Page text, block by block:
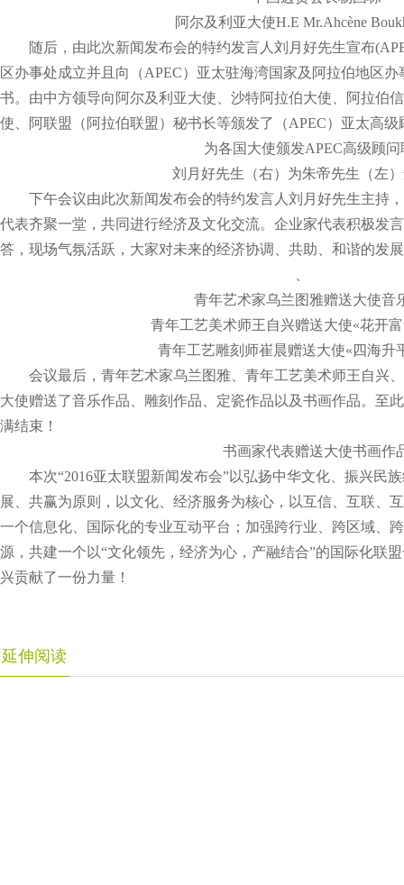
阿尔及利亚大使H.E Mr.Ahcène
随后，由此次新闻发布会的特约发言人刘月好先生宣布
区办事处成立并且向（APEC）亚太驻海湾国家及阿拉伯地区
书。由中方领导向阿尔及利亚大使、沙特阿拉伯大使、阿拉伯
使、阿联盟（阿拉伯联盟）秘书长等颁发了（APEC）亚太高级
为各国大使颁发APEC高级顾问
刘月好先生（右）为朱帝先生（左
下午会议由此次新闻发布会的特约发言人刘月好先生主持
代表齐聚一堂，共同进行经济及文化交流。企业家代表积极发
答，现场气氛活跃，大家对未来的经济协调、共助、和谐的发
青年艺术家乌兰图雅赠送大使音
青年工艺美术师王自兴赠送大使«花开
青年工艺雕刻师崔晨赠送大使«四海升
会议最后，青年艺术家乌兰图雅、青年工艺美术师王自兴
大使赠送了音乐作品、雕刻作品、定瓷作品以及书画作品。至
满结束！
书画家代表赠送大使书画作
本次“2016亚太联盟新闻发布会”以弘扬中华文化、振兴民
展、共赢为原则，以文化、经济服务为核心，以互信、互联、
一个信息化、国际化的专业互动平台；加强跨行业、跨区域、
源，共建一个以“文化领先，经济为心，产融结合”的国际化联
兴贡献了一份力量！
延伸阅读